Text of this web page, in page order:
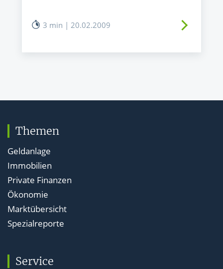
3 min | 20.02.2009
Themen
Geldanlage
Immobilien
Private Finanzen
Ökonomie
Marktübersicht
Spezialreporte
Service